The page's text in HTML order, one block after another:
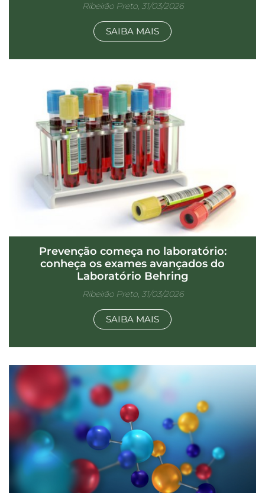
Ribeirão Preto, 31/03/2026
SAIBA MAIS
Prevenção começa no laboratório:
conheça os exames avançados do
Laboratório Behring
Ribeirão Preto, 31/03/2026
SAIBA MAIS